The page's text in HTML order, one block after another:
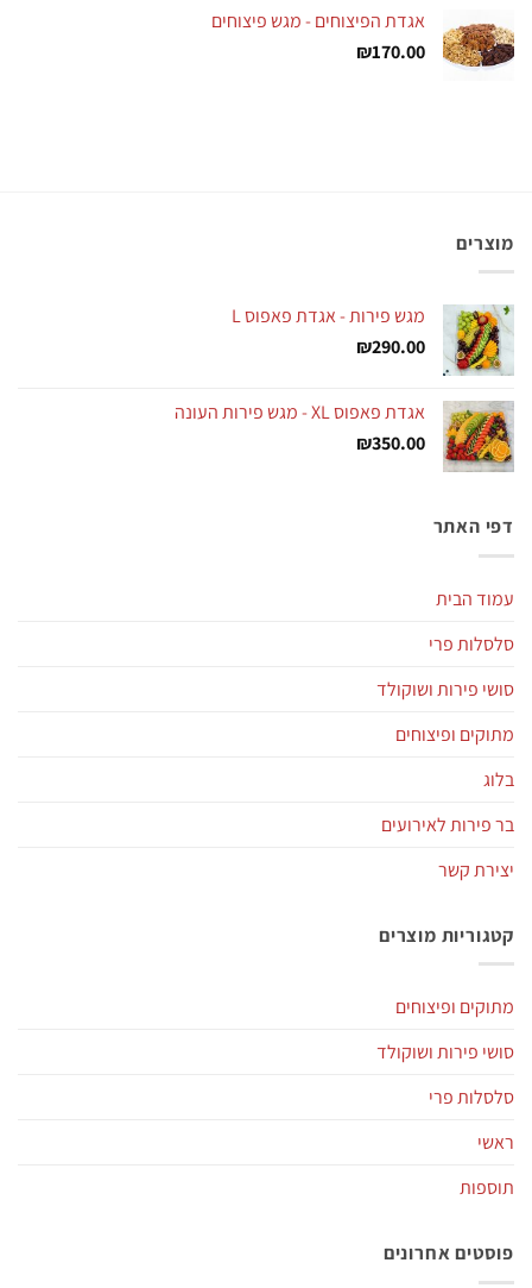
אגדת הפיצוחים - מגש פיצוחים
₪170.00
מוצרים
מגש פירות - אגדת פאפוס L
₪290.00
אגדת פאפוס XL - מגש פירות העונה
₪350.00
דפי האתר
עמוד הבית
סלסלות פרי
סושי פירות ושוקולד
מתוקים ופיצוחים
בלוג
בר פירות לאירועים
יצירת קשר
קטגוריות מוצרים
מתוקים ופיצוחים
סושי פירות ושוקולד
סלסלות פרי
ראשי
תוספות
פוסטים אחרונים